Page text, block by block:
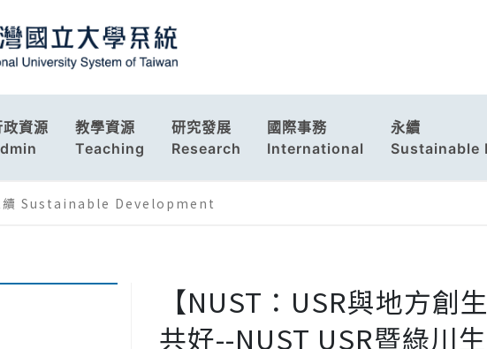
政資源
教學資源
Teaching
研究發展
Research
國際事務
International
永續
Sustainable
續 Sustainable Development
【NUST：USR與地方創
共好--NUST USR暨綠川